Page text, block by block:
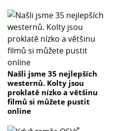
Našli jsme 35 nejlepších
westernů. Kolty jsou
proklatě nízko a většinu
filmů si můžete pustit
online